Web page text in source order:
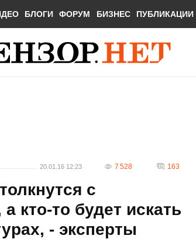
БЛОГИ ФОРУМ БИЗНЕС ПУБЛИКАЦИИ
20.01.16 12:23 7 528 163
с
кто-то будет искать
- эксперты